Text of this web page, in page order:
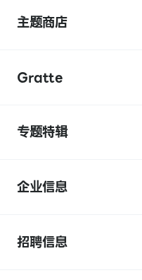
主题商店
Gratte
专题特辑
企业信息
招聘信息